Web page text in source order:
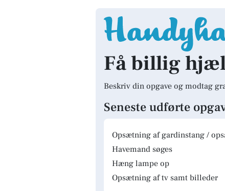
Få billig
Beskriv din opgave og modtag
Seneste udførte
Opsætning af gardinstang /
Havemand søges
Hæng lampe op
Opsætning af tv samt billeder